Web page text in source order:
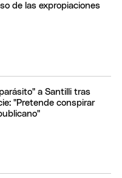
de las expropiaciones
a Santilli tras
"Pretende conspirar